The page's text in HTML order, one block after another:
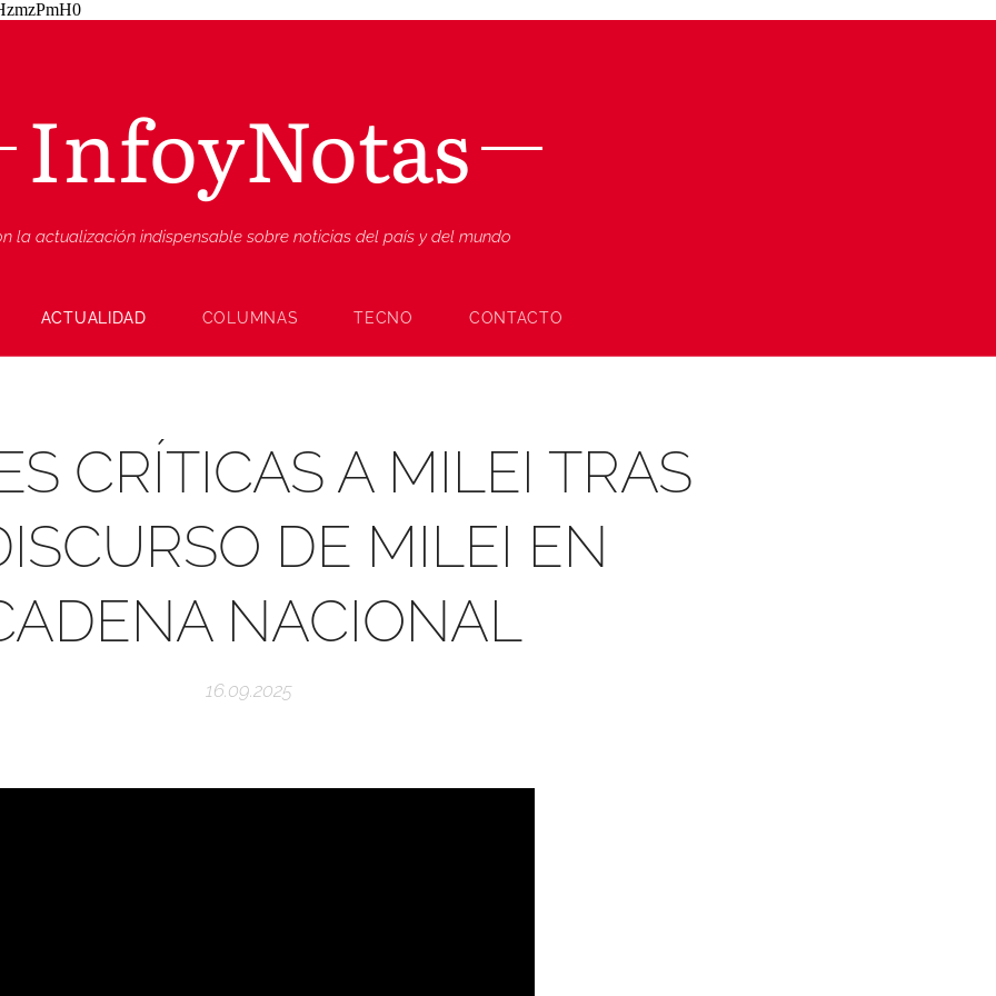
InfoyNotas
la actualización indispensable sobre noticias del país y del mundo
ACTUALIDAD COLUMNAS TECNO CONTACTO
CRÍTICAS A MILEI TRAS
DE MILEI EN
NACIONAL
16.09.2025